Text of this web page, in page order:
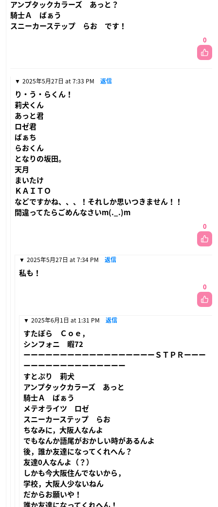
アンプタックカラーズ あっと？
騎士Ａ ばぁう
スニーカーステップ らお です！
0
2025年5月27日 at 7:33 PM 返信
り・う・らくん！
莉犬くん
あっと君
ロゼ君
ばぁち
らおくん
となりの坂田。
天月
まいたけ
ＫＡＩＴＯ
などですかね、、、！それしか思いつきません！！
間違ってたらごめんなさいm(._.)m
0
2025年5月27日 at 7:34 PM 返信
私も！
0
2025年6月1日 at 1:31 PM 返信
すたぽら Ｃｏｅ，
シンフォニ 暇72
ーーーーーーーーーーーーーーーーーーＳＴＰＲーーー
ーーーーーーーーーーーーーー
すとぷり 莉犬
アンプタックカラーズ あっと
騎士Ａ ばぁう
メテオライツ ロゼ
スニーカーステップ らお
ちなみに，大阪人なんよ
でもなんか語尾がおかしい時があるんよ
後，誰か友達になってくれへん？
友達0人なんよ（？）
しかも今大阪住んでないから，
学校，大阪人少ないねん
だからお願いや！
誰か友達になってくれへん！